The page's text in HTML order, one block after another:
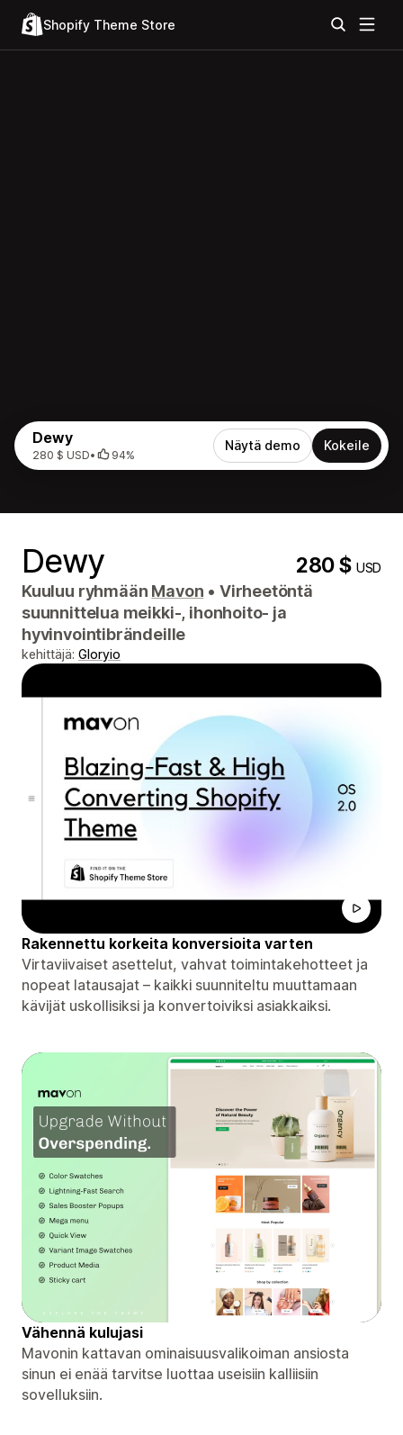
Shopify Theme Store
Dewy
280 $ USD• 94%
Näytä demo Kokeile
Dewy 280 $USD
Kuuluu ryhmään Mavon • Virheetöntä
suunnittelua meikki-, ihonhoito- ja
hyvinvointibrändeille
kehittäjä: Gloryio
Rakennettu korkeita konversioita varten
Virtaviivaiset asettelut, vahvat toimintakehotteet ja
nopeat latausajat – kaikki suunniteltu muuttamaan
kävijät uskollisiksi ja konvertoiviksi asiakkaiksi.
Vähennä kulujasi
Mavonin kattavan ominaisuusvalikoiman ansiosta
sinun ei enää tarvitse luottaa useisiin kalliisiin
sovelluksiin.